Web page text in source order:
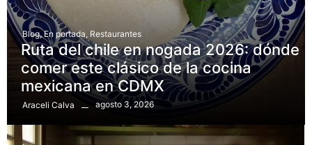
Blog, En portada Restaurantes
Ruta del chile en nogada 2026: dónde
comer este clásico de la cocina
mexicana en CDMX
Araceli Calva agosto 3, 2026